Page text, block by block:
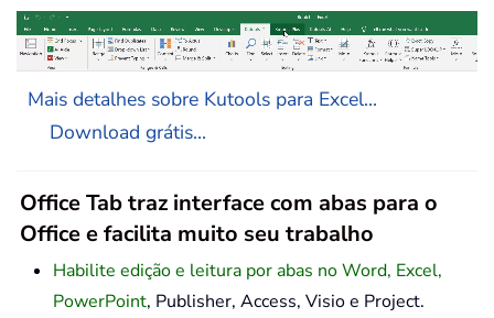
Mais detalhes sobre Kutools para Excel...
Download grátis...
Office Tab traz interface com abas para o
Office e facilita muito seu trabalho
Habilite edição e leitura por abas no Word, Excel,
PowerPoint, Publisher, Access, Visio e Project.